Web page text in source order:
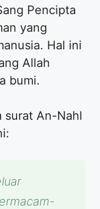
Pencipta
yang
Hal ini
Allah
bumi.
surat An-Nahl